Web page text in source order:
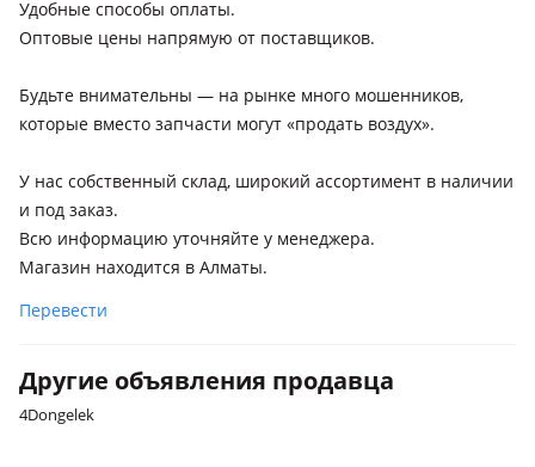
Удобные способы оплаты.
Оптовые цены напрямую от поставщиков.
Будьте внимательны — на рынке много мошенников,
которые вместо запчасти могут «продать воздух».
У нас собственный склад, широкий ассортимент в наличии
и под заказ.
Всю информацию уточняйте у менеджера.
Магазин находится в Алматы.
Перевести
Другие объявления продавца
4Dongelek